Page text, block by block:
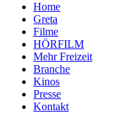
Home
Greta
Filme
HÖRFILM
Mehr Freizeit
Branche
Kinos
Presse
Kontakt